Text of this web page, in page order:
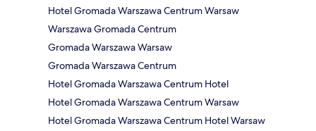
Hotel Gromada Warszawa Centrum Warsaw
Warszawa Gromada Centrum
Gromada Warszawa Warsaw
Gromada Warszawa Centrum
Hotel Gromada Warszawa Centrum Hotel
Hotel Gromada Warszawa Centrum Warsaw
Hotel Gromada Warszawa Centrum Hotel Warsaw